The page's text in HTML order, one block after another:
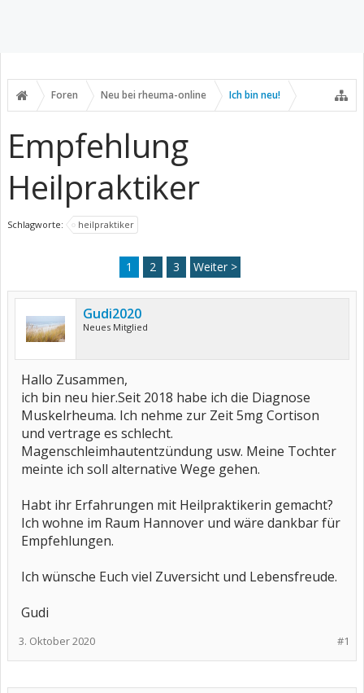
Foren Neu bei rheuma-online Ich bin neu!
Empfehlung
Heilpraktiker
Schlagworte: heilpraktiker
1 2 3 Weiter >
Gudi2020
Neues Mitglied
Hallo Zusammen,
ich bin neu hier.Seit 2018 habe ich die Diagnose
Muskelrheuma. Ich nehme zur Zeit 5mg Cortison
und vertrage es schlecht.
Magenschleimhautentzündung usw. Meine Tochter
meinte ich soll alternative Wege gehen.
Habt ihr Erfahrungen mit Heilpraktikerin gemacht?
Ich wohne im Raum Hannover und wäre dankbar für
Empfehlungen.
Ich wünsche Euch viel Zuversicht und Lebensfreude.
Gudi
#1
3. Oktober 2020